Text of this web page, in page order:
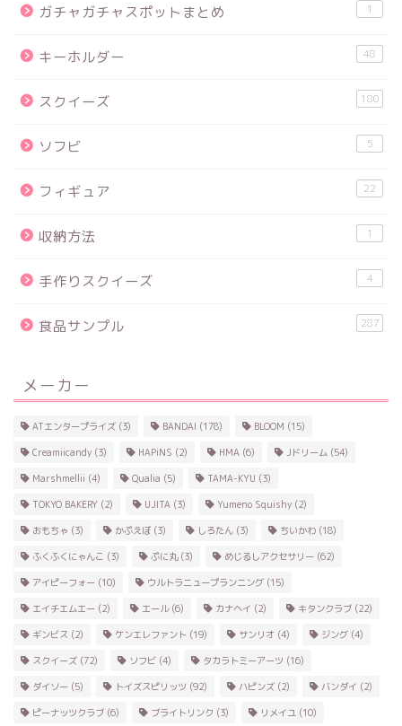
ガチャガチャスポットまとめ 1
キーホルダー 48
スクイーズ 180
ソフビ 5
フィギュア 22
収納方法 1
手作りスクイーズ 4
食品サンプル 287
メーカー
ATエンタープライズ (3) BANDAI (178) BLOOM (15)
Creamiicandy (3) HAPiNS (2) HMA (6) Jドリーム (54)
Marshmellii (4) Qualia (5) TAMA-KYU (3)
TOKYO BAKERY (2) UJITA (3) Yumeno Squishy (2)
おもちゃ (3) かぷえぼ (3) しろたん (3) ちいかわ (18)
ふくふくにゃんこ (3) ぷに丸(3) めじるしアクセサリー (62)
アイピーフォー (10) ウルトラニュープランニング (15)
エイチエムエー (2) エール(6) カナヘイ (2) キタンクラブ (22)
ギンビス (2) ケンエレファント (19) サンリオ (4) ジング (4)
スクイーズ (72) ソフビ (4) タカラトミーアーツ (16)
ダイソー (5) トイズスピリッツ (92) ハピンズ (2) バンダイ (2)
ピーナッツクラブ (6) ブライトリンク (3) リメイユ (10)